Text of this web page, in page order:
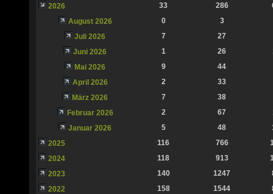
2026
33 286
August 2026
0
3
Juli 2026
7
27
Juni 2026
1 26
Mai 2026
9
44
April 2026
2
33
März 2026
7
38
Februar 2026
2 67
Januar 2026
5 48
2025
116 766
2024
118 913
2023
140 1247
2022
158 1544